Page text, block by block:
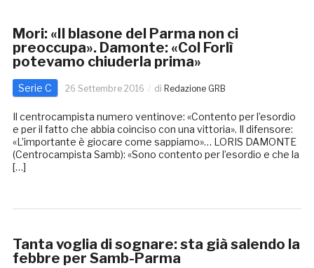
Mori: «Il blasone del Parma non ci
preoccupa». Damonte: «Col Forlì
potevamo chiuderla prima»
Serie C 26 Settembre 2016 di Redazione GRB
Il centrocampista numero ventinove: «Contento per l’esordio
e per il fatto che abbia coinciso con una vittoria». Il difensore:
«L’importante è giocare come sappiamo»… LORIS DAMONTE
(Centrocampista Samb): «Sono contento per l’esordio e che la
[…]
Tanta voglia di sognare: sta già salendo la
febbre per Samb-Parma